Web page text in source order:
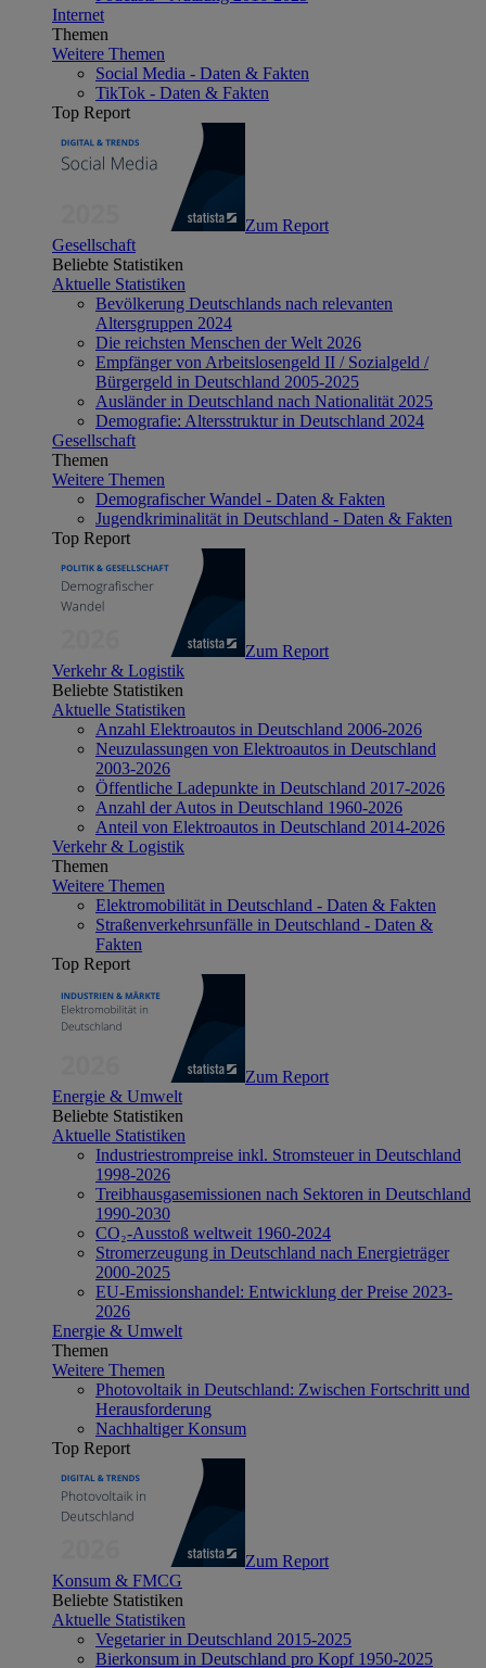
Internet
Themen
Weitere Themen
Social Media - Daten & Fakten
TikTok - Daten & Fakten
Top Report
Zum Report
Gesellschaft
Beliebte Statistiken
Aktuelle Statistiken
Bevölkerung Deutschlands nach relevanten
Altersgruppen 2024
Die reichsten Menschen der Welt 2026
Empfänger von Arbeitslosengeld II / Sozialgeld /
Bürgergeld in Deutschland 2005-2025
Ausländer in Deutschland nach Nationalität 2025
Demografie: Altersstruktur in Deutschland 2024
Gesellschaft
Themen
Weitere Themen
Demografischer Wandel - Daten & Fakten
Jugendkriminalität in Deutschland - Daten & Fakten
Top Report
Zum Report
Verkehr & Logistik
Beliebte Statistiken
Aktuelle Statistiken
Anzahl Elektroautos in Deutschland 2006-2026
Neuzulassungen von Elektroautos in Deutschland
2003-2026
Öffentliche Ladepunkte in Deutschland 2017-2026
Anzahl der Autos in Deutschland 1960-2026
Anteil von Elektroautos in Deutschland 2014-2026
Verkehr & Logistik
Themen
Weitere Themen
Elektromobilität in Deutschland - Daten & Fakten
Straßenverkehrsunfälle in Deutschland - Daten &
Fakten
Top Report
Zum Report
Energie & Umwelt
Beliebte Statistiken
Aktuelle Statistiken
Industriestrompreise inkl. Stromsteuer in Deutschland
1998-2026
Treibhausgasemissionen nach Sektoren in Deutschland
1990-2030
CO₂-Ausstoß weltweit 1960-2024
Stromerzeugung in Deutschland nach Energieträger
2000-2025
EU-Emissionshandel: Entwicklung der Preise 2023-
2026
Energie & Umwelt
Themen
Weitere Themen
Photovoltaik in Deutschland: Zwischen Fortschritt und
Herausforderung
Nachhaltiger Konsum
Top Report
Zum Report
Konsum & FMCG
Beliebte Statistiken
Aktuelle Statistiken
Vegetarier in Deutschland 2015-2025
Bierkonsum in Deutschland pro Kopf 1950-2025